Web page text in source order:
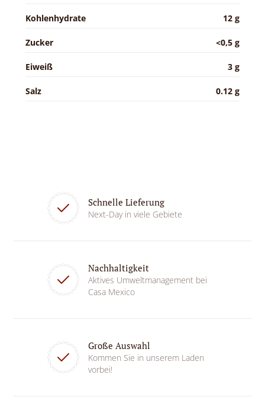
Kohlenhydrate 12 g
Zucker <0,5 g
Eiweiß 3 g
Salz 0.12 g
Schnelle Lieferung
Next-Day in viele Gebiete
Nachhaltigkeit
Aktives Umweltmanagement bei
Casa Mexico
Große Auswahl
Kommen Sie in unserem Laden
vorbei!